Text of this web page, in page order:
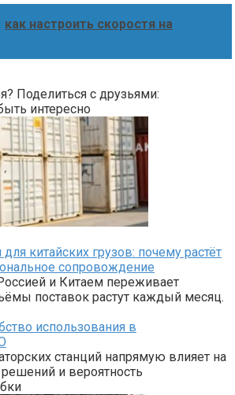
как настроить скоростя на
Поделиться с друзьями:
интересно
китайских грузов: почему растёт
сопровождение
и Китаем переживает
поставок растут каждый месяц.
использования в
станций напрямую влияет на
и вероятность